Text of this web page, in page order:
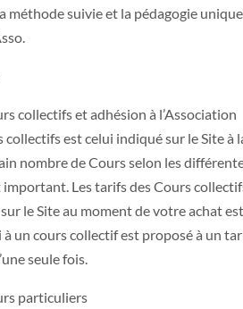
méthode suivie et la pédagogie
collectifs et adhésion à l’Association
collectifs est celui indiqué sur le Site
nombre de Cours selon les
Les tarifs des Cours
le Site au moment de votre achat
à un cours collectif est proposé à un
seule fois.
particuliers